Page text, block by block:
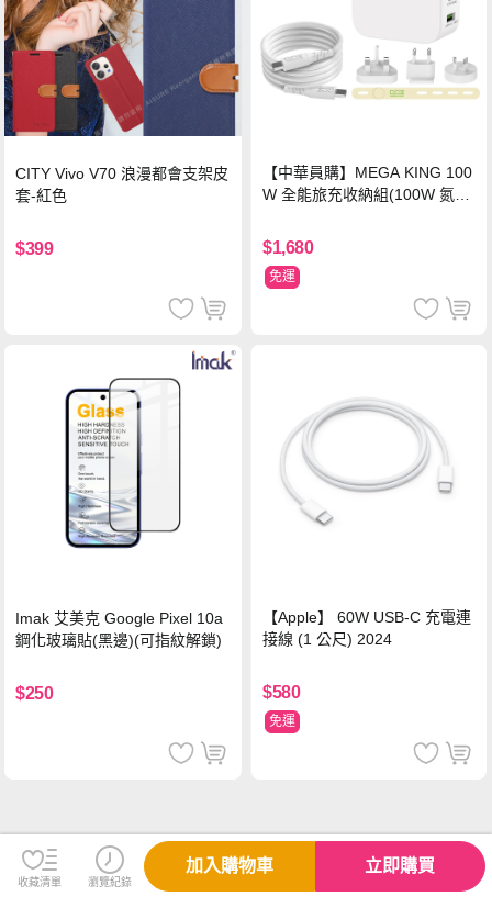
CITY Vivo V70 浪漫都會支架皮
套-紅色
$399
【中華員購】MEGA KING 100
W 全能旅充收納組(100W 氮化
萬國轉接器)
$1,680
免運
Imak 艾美克 Google Pixel 10a
鋼化玻璃貼(黑邊)(可指紋解鎖)
$250
【Apple】 60W USB-C 充電連
接線 (1 公尺) 2024
$580
免運
收藏清單 瀏覽紀錄
加入購物車 立即購買